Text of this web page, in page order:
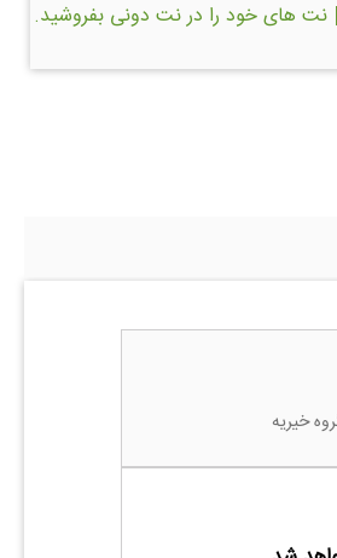
نت های خود را در نت دونی بفروشید.
خیریه